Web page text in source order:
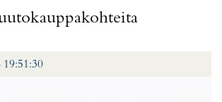
19:51:30